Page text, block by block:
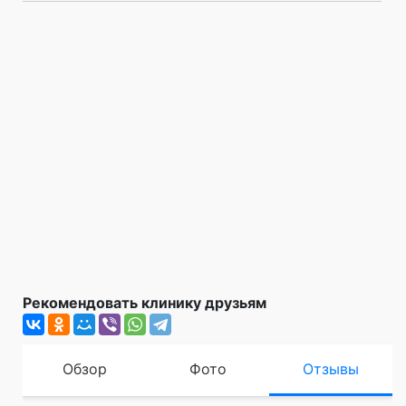
Рекомендовать клинику друзьям
Обзор Фото Отзывы